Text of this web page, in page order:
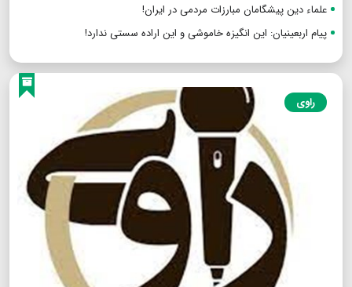
علماء دین پیشگامان مبارزات مردمی در ایران!
پیام اربعینیان: این انگیزه خاموشی و این اراده سستی ندارد!
راوی